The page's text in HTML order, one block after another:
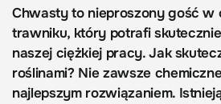
Chwasty to nieproszony gość w
trawniku, który potrafi
naszej ciężkiej pracy. Jak
roślinami? Nie zawsze
najlepszym rozwiązaniem.